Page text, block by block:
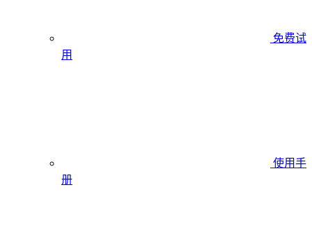
免费试
用
使用手
册